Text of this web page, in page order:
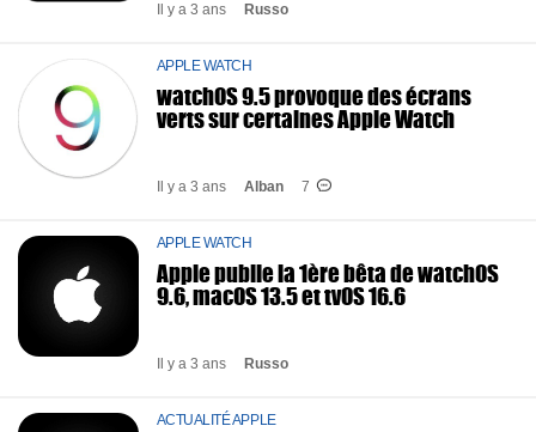
Il y a 3 ans Russo
APPLE WATCH
watchOS 9.5 provoque des écrans
verts sur certaines Apple Watch
Il y a 3 ans Alban 7
APPLE WATCH
Apple publie la 1ère bêta de watchOS
9.6, macOS 13.5 et tvOS 16.6
Il y a 3 ans Russo
ACTUALITÉ APPLE